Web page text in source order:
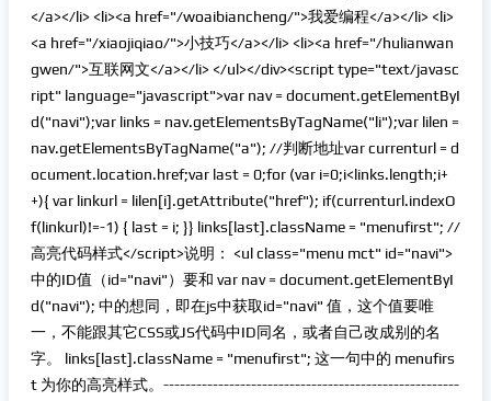
</a></li> <li><a href="/woaibiancheng/">我爱编程</a></li> <li>
<a href="/xiaojiqiao/">小技巧</a></li> <li><a href="/hulianwan
gwen/">互联网文</a></li> </ul></div><script type="text/javasc
ript" language="javascript">var nav = document.getElementByI
d("navi");var links = nav.getElementsByTagName("li");var lilen =
nav.getElementsByTagName("a"); //判断地址var currenturl = d
ocument.location.href;var last = 0;for (var i=0;i<links.length;i+
+){ var linkurl = lilen[i].getAttribute("href"); if(currenturl.indexO
f(linkurl)!=-1) { last = i; }} links[last].className = "menufirst"; //
高亮代码样式</script>说明： <ul class="menu mct" id="navi">
中的ID值（id="navi"）要和 var nav = document.getElementByI
d("navi"); 中的想同，即在js中获取id="navi" 值，这个值要唯
一，不能跟其它CSS或JS代码中ID同名，或者自己改成别的名
字。 links[last].className = "menufirst"; 这一句中的 menufirs
t 为你的高亮样式。------------------------------------------------------